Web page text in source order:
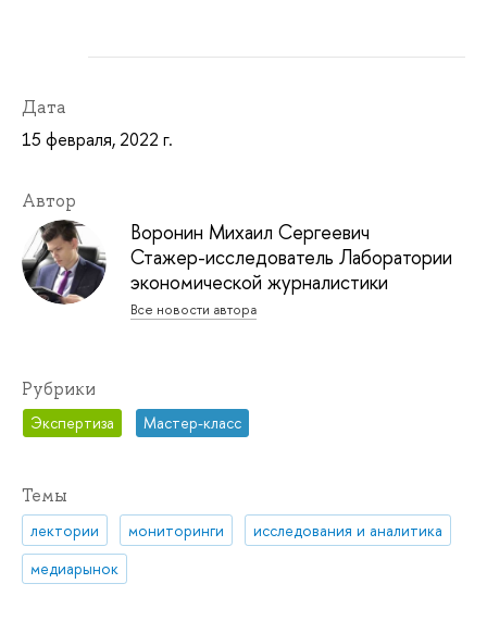
Дата
15 февраля, 2022 г.
Автор
Воронин Михаил Сергеевич
Стажер-исследователь Лаборатории
экономической журналистики
Все новости автора
Рубрики
Экспертиза Мастер-класс
Темы
лектории мониторинги
исследования и аналитика
медиарынок